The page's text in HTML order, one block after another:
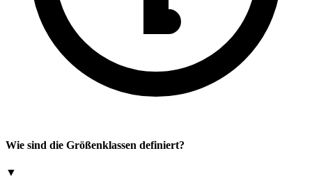
Wie sind die Größenklassen definiert?
▼